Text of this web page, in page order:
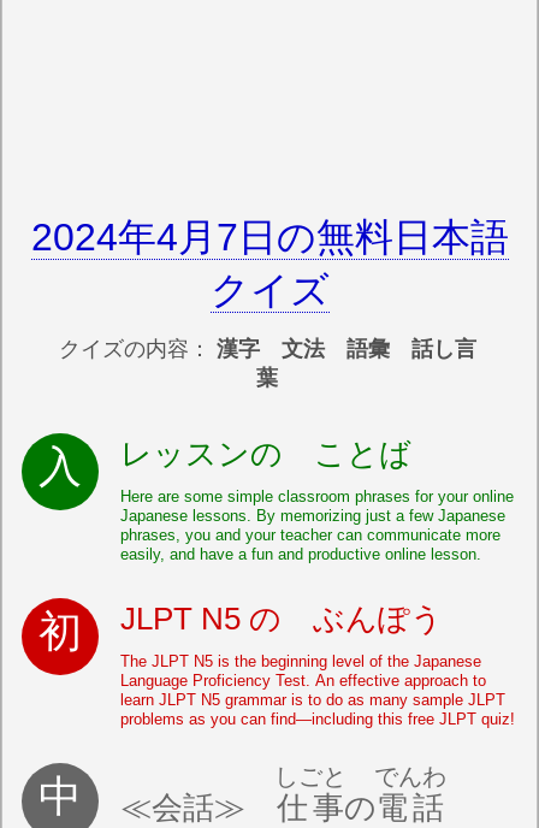
2024年4月7日の無料日本語
クイズ
クイズの内容： 漢字 文法 語彙 話し言
葉
レッスンの ことば
Here are some simple classroom phrases for your online
Japanese lessons. By memorizing just a few Japanese
phrases, you and your teacher can communicate more
easily, and have a fun and productive online lesson.
JLPT N5 の ぶんぽう
The JLPT N5 is the beginning level of the Japanese
Language Proficiency Test. An effective approach to
learn JLPT N5 grammar is to do as many sample JLPT
problems as you can find—including this free JLPT quiz!
≪会話≫ 仕事
しごと
の電話
でんわ